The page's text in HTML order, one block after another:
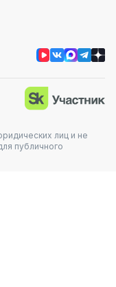
лиц и не
публичного